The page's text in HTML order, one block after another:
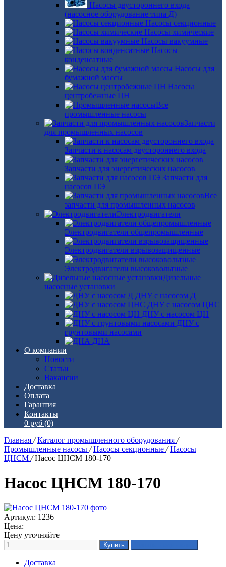
Насосы двустороннего входа
(насосное оборудование типа Д)
Насосы секционные
Насосы химические
Насосы вакуумные
Насосы
конденсатные
Насосы для
бумажной массы
Насосы
центробежные ЦН
Все
промышленные насосы
Запчасти
для промышленных насосов
Запчасти к насосам двустороннего входа
Запчасти для энергетических насосов
Запчасти для
насосов ПЭ
Все
запчасти для промышленных насосов
Электродвигатели
Электродвигатели общепромышленные
Электродвигатели взрывозащищенные
Электродвигатели высоковольтные
Дизельные
насосные установки
ДНУ с насосом Д
ДНУ с насосом ЦНС
ДНУ с насосом ЦН
ДНУ с
грунтовыми насосами
ДНА
О компании
Новости
Статьи
Вакансии
Доставка
Оплата
Гарантия
Контакты
0 руб (0)
Главная / Каталог промышленного оборудования /
Промышленные насосы / Насосы секционные / Насосы
ЦНСМ / Насос ЦНСМ 180-170
Насос ЦНСМ 180-170
Артикул: 1236
Цена:
Цену уточняйте
Доставка